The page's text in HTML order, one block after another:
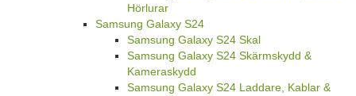
Hörlurar
Samsung Galaxy S24
Samsung Galaxy S24 Skal
Samsung Galaxy S24 Skärmskydd &
Kameraskydd
Samsung Galaxy S24 Laddare, Kablar &